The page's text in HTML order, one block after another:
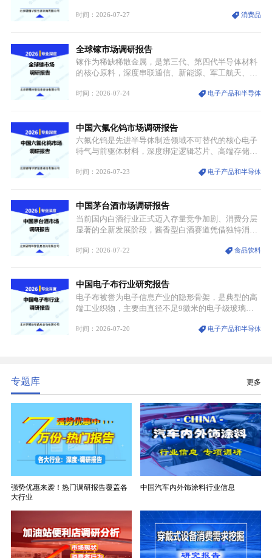
服不再局限于传统节日、古风活动等小众场景，逐步
重要载体。同时，行业标准落地、生产技术升级、原
创设计能力提升，进一步夯实产业发展根基，吸引传
统服饰品牌、文旅企业等跨界入局，市场活力持续释
时间：2026-07-27 消费品
全球镓市场调研报告
镓作为稀缺稀散金属，是第三代、第四代半导体材料
的核心原料，深度串联通信、新能源、军工航天、光
与大国科技博弈的关键战略资源。镓并非传统大宗金
领域渗透”的战略体系，成为全球科技产业运转的刚
需资源。
时间：2026-07-24 电子产品和半导体
中国六氟化钨市场调研报告
六氟化钨是先进半导体制造领域不可替代的核心电子
特气与前驱体材料，深度绑定逻辑芯片、高端存储芯
沉积（CVD）、原子层沉积（ALD）工艺专用前驱体
密制造流程。
时间：2026-07-23 电子产品和半导体
中国茅台酒市场调研报告
当前国内白酒行业正式迈入存量竞争加剧、消费分层
显著的全新发展阶段，酱香型白酒赛道凭借独特消费
道。贵州茅台凭借独一无二的核心产区壁垒、刚性产
业。
时间：2026-07-22 食品饮料
中国电子布行业研究报告
电子布被誉为电子信息产业的隐形骨架，是典型的高
端工业织物，主要由直径不足9微米的电子级玻璃纤
生产制造过程中不可或缺的核心基材。电子布具备高
时间：2026-07-20 电子产品和半导体
专题库 更多
强势优惠来袭！热门调研报告覆盖各
大行业
中国汽车内外饰涂料行业信息